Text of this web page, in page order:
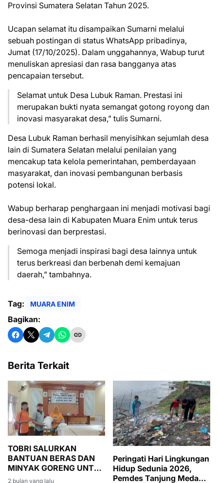
Provinsi Sumatera Selatan Tahun 2025.
Ucapan selamat itu disampaikan Sumarni melalui
sebuah postingan di status WhatsApp pribadinya,
Jumat (17/10/2025). Dalam unggahannya, Wabup turut
menuliskan apresiasi dan rasa bangganya atas
pencapaian tersebut.
Selamat untuk Desa Lubuk Raman. Prestasi ini
merupakan bukti nyata semangat gotong royong dan
inovasi masyarakat desa,” tulis Sumarni.
Desa Lubuk Raman berhasil menyisihkan sejumlah desa
lain di Sumatera Selatan melalui penilaian yang
mencakup tata kelola pemerintahan, pemberdayaan
masyarakat, dan inovasi pembangunan berbasis
potensi lokal.
Wabup berharap penghargaan ini menjadi motivasi bagi
desa-desa lain di Kabupaten Muara Enim untuk terus
berinovasi dan berprestasi.
Semoga menjadi inspirasi bagi desa lainnya untuk
terus berkreasi dan berbenah demi kemajuan
daerah,” tambahnya.
Tag: MUARA ENIM
Bagikan:
Berita Terkait
TOBRI SALURKAN
BANTUAN BERAS DAN
MINYAK GORENG UNTUK
WARGA BANSOS DI
2 bulan yang lalu
Peringati Hari Lingkungan
Hidup Sedunia 2026,
Pemdes Tanjung Medang